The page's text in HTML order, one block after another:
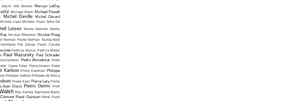
Zarchi Mel Brooks Mervyn LeRoy
Michael Mann Michael Powell
Michel Deville
Michel Gérard
Lupo Michele Soavi Mike De
Leisen Monte Hellman Morris
Nicolas Ribowski Nicolas Roeg
Norman Foster Norman Taurog Noël
Pal Zolnay Paolo Cavara
Patricia Mazuy Patricia Moraz
Paul Mazursky Paul Schrader
Pedro Almodovar Peter
Crane Peter Fleischmann Peter
Karlson Philip Kaufman Philippe
Philippe Setbon Philippe de Broca
Pierre Kast Pierre Lary Pierre
Jean Ducis Pietro Germi Piotr
Ray Ashley Raymond Bailly
René Guissart René Pujol